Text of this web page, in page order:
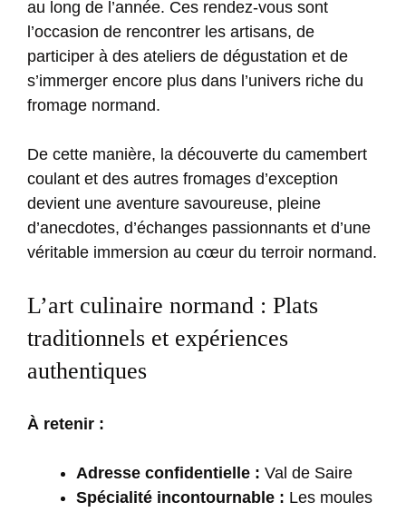
au long de l’année. Ces rendez-vous sont
l’occasion de rencontrer les artisans, de
participer à des ateliers de dégustation et de
s’immerger encore plus dans l’univers riche du
fromage normand.
De cette manière, la découverte du camembert
coulant et des autres fromages d’exception
devient une aventure savoureuse, pleine
d’anecdotes, d’échanges passionnants et d’une
véritable immersion au cœur du terroir normand.
L’art culinaire normand : Plats
traditionnels et expériences
authentiques
À retenir :
Adresse confidentielle : Val de Saire
Spécialité incontournable : Les moules